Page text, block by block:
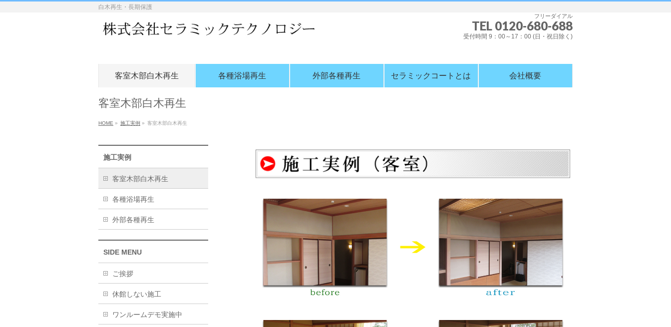
白木再生・長期保護
フリーダイアル
TEL 0120-680-688
受付時間 9：00～17：00 (日・祝日除く)
客室木部白木再生 各種浴場再生 外部各種再生 セラミックコートとは 会社概要
客室木部白木再生
HOME » 施工実例 » 客室木部白木再生
施工実例
客室木部白木再生
各種浴場再生
外部各種再生
SIDE MENU
ご挨拶
休館しない施工
ワンルームデモ実施中